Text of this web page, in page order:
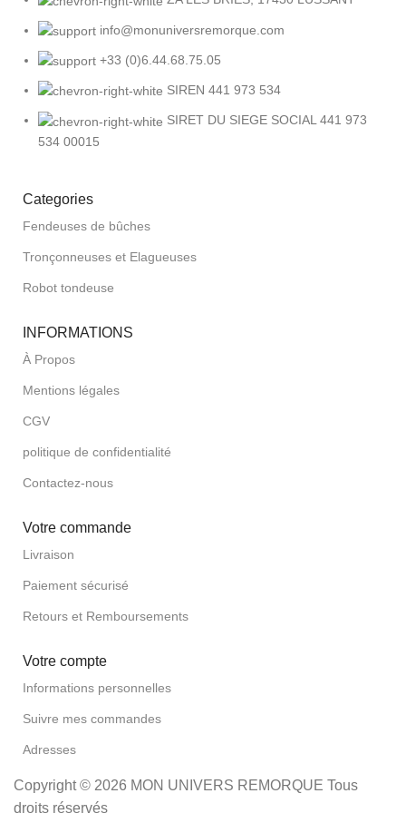
info@monuniversremorque.com
+33 (0)6.44.68.75.05
SIREN 441 973 534
SIRET DU SIEGE SOCIAL 441 973
534 00015
Categories
Fendeuses de bûches
Tronçonneuses et Elagueuses
Robot tondeuse
INFORMATIONS
À Propos
Mentions légales
CGV
politique de confidentialité
Contactez-nous
Votre commande
Livraison
Paiement sécurisé
Retours et Remboursements
Votre compte
Informations personnelles
Suivre mes commandes
Adresses
Copyright © 2026 MON UNIVERS REMORQUE Tous
droits réservés